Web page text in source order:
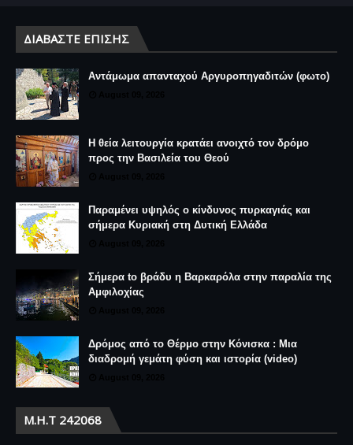
ΔΙΑΒΆΣΤΕ ΕΠΊΣΗΣ
Αντάμωμα απανταχού Αργυροπηγαδιτών (φωτο)
Η θεία λειτουργία κρατάει ανοιχτό τον δρόμο
προς την Βασιλεία του Θεού
Παραμένει υψηλός ο κίνδυνος πυρκαγιάς και
σήμερα Κυριακή στη Δυτική Ελλάδα
Σήμερα to βράδυ η Βαρκαρόλα στην παραλία της
Αμφιλοχίας
Δρόμος από το Θέρμο στην Κόνισκα : Μια
διαδρομή γεμάτη φύση και ιστορία (video)
Μ.Η.Τ 242068